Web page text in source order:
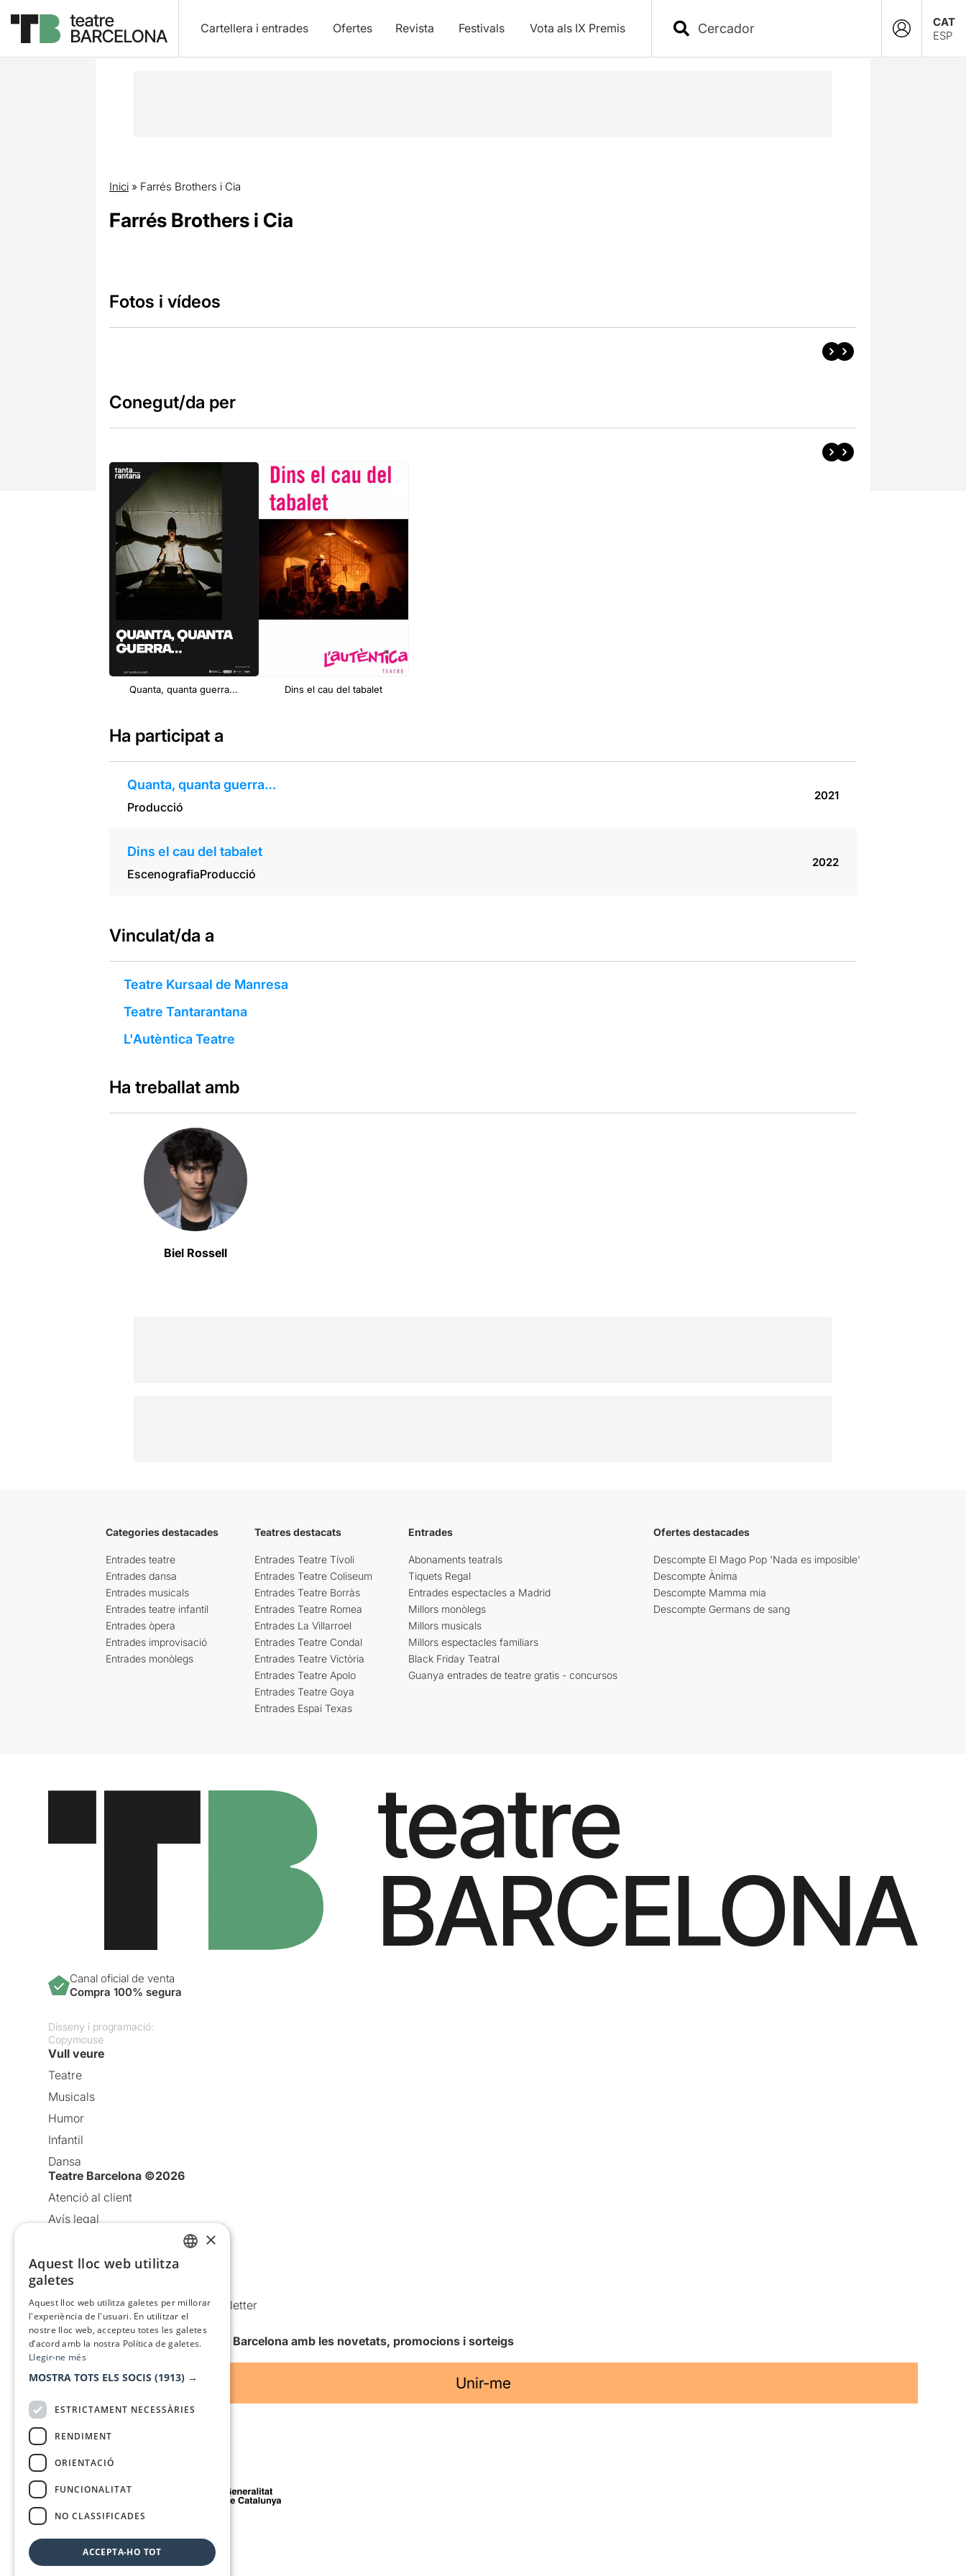
Cartellera i entrades Ofertes Revista Festivals Vota als IX Premis
CAT
ESP
Inici» Farrés Brothers i Cia
Farrés Brothers i Cia
Fotos i vídeos
Conegut/da per
Quanta, quanta guerra... Dins el cau del tabalet
Ha participat a
Quanta, quanta guerra…
Producció
2021
Dins el cau del tabalet
EscenografiaProducció
2022
Vinculat/da a
Teatre Kursaal de Manresa
Teatre Tantarantana
L'Autèntica Teatre
Ha treballat amb
Biel Rossell
Categories destacades
Entrades teatre
Entrades dansa
Entrades musicals
Entrades teatre infantil
Entrades òpera
Entrades improvisació
Entrades monòlegs
Teatres destacats
Entrades Teatre Tívoli
Entrades Teatre Coliseum
Entrades Teatre Borràs
Entrades Teatre Romea
Entrades La Villarroel
Entrades Teatre Condal
Entrades Teatre Victòria
Entrades Teatre Apolo
Entrades Teatre Goya
Entrades Espai Texas
Entrades
Abonaments teatrals
Tiquets Regal
Entrades espectacles a Madrid
Millors monòlegs
Millors musicals
Millors espectacles familiars
Black Friday Teatral
Guanya entrades de teatre gratis - concursos
Ofertes destacades
Descompte El Mago Pop 'Nada es imposible'
Descompte Ànima
Descompte Mamma mia
Descompte Germans de sang
Canal oficial de venta
Compra 100% segura
Disseny i programació:
Copymouse
Vull veure
Teatre
Musicals
Humor
Infantil
Dansa
Teatre Barcelona ©2026
Atenció al client
Avís legal
Política de cookies
Condicions d’ús
Comunicacions comercials i Newsletter
Anuncia’t
Vull rebre la newsletter de Teatre Barcelona amb les novetats, promocions i sorteigs
Unir-me
Amb el suport de
Mitjà de comunicació associat a
×
Aquest lloc web utilitza
galetes
Aquest lloc web utilitza galetes per millorar
l'experiència de l'usuari. En utilitzar el
nostre lloc web, accepteu totes les galetes
d’acord amb la nostra Política de galetes.
Llegir-ne més
MOSTRA TOTS ELS SOCIS (1913) →
ESTRICTAMENT NECESSÀRIES
RENDIMENT
ORIENTACIÓ
FUNCIONALITAT
NO CLASSIFICADES
ACCEPTA-HO TOT